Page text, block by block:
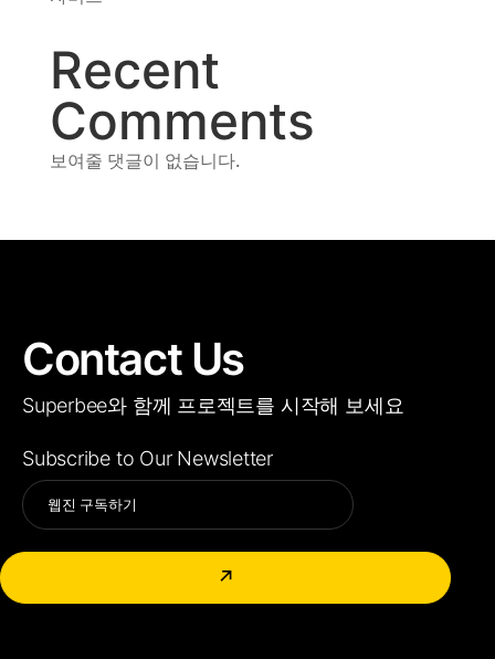
Recent
Comments
보여줄 댓글이 없습니다.
Contact Us
Superbee와 함께 프로젝트를 시작해 보세요
Subscribe to Our Newsletter
↗
Alternative: